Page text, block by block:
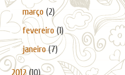
►março(2)
►fevereiro(1)
►janeiro(7)
►